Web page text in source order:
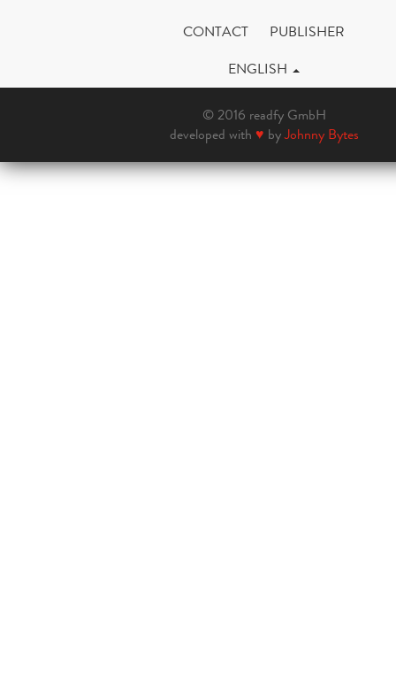
CONTACT
PUBLISHER
ENGLISH
© 2016 readfy GmbH
developed with ♥ byJohnny Bytes